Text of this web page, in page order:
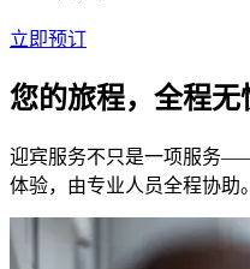
立即预订
您的旅程，全程无
迎宾服务不只是一项服务
体验，由专业人员全程协助。